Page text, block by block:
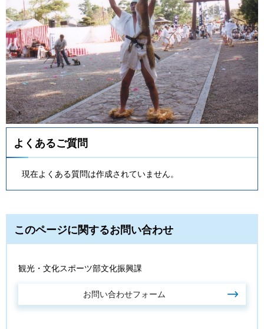
よくあるご質問
現在よくある質問は作成されていません。
このページに関するお問い合わせ
観光・文化スポーツ部文化振興課